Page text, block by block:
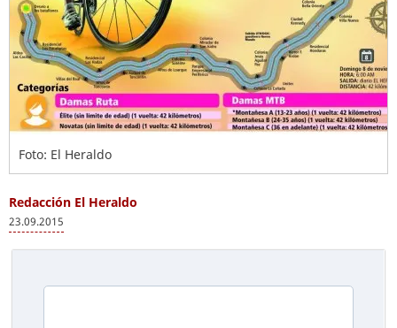
Foto: El Heraldo
Redacción El Heraldo
23.09.2015